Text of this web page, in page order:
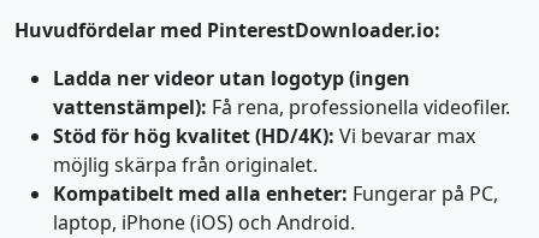
Huvudfördelar med PinterestDownloader.io:
Ladda ner videor utan logotyp (ingen
vattenstämpel): Få rena, professionella videofiler.
Stöd för hög kvalitet (HD/4K): Vi bevarar max
möjlig skärpa från originalet.
Kompatibelt med alla enheter: Fungerar på PC,
laptop, iPhone (iOS) och Android.